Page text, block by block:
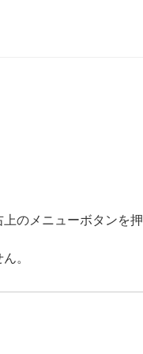
のメニューボタンを
。